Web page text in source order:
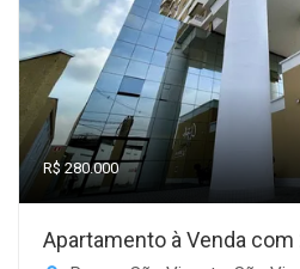
R$ 280.000
Apartamento à Venda com